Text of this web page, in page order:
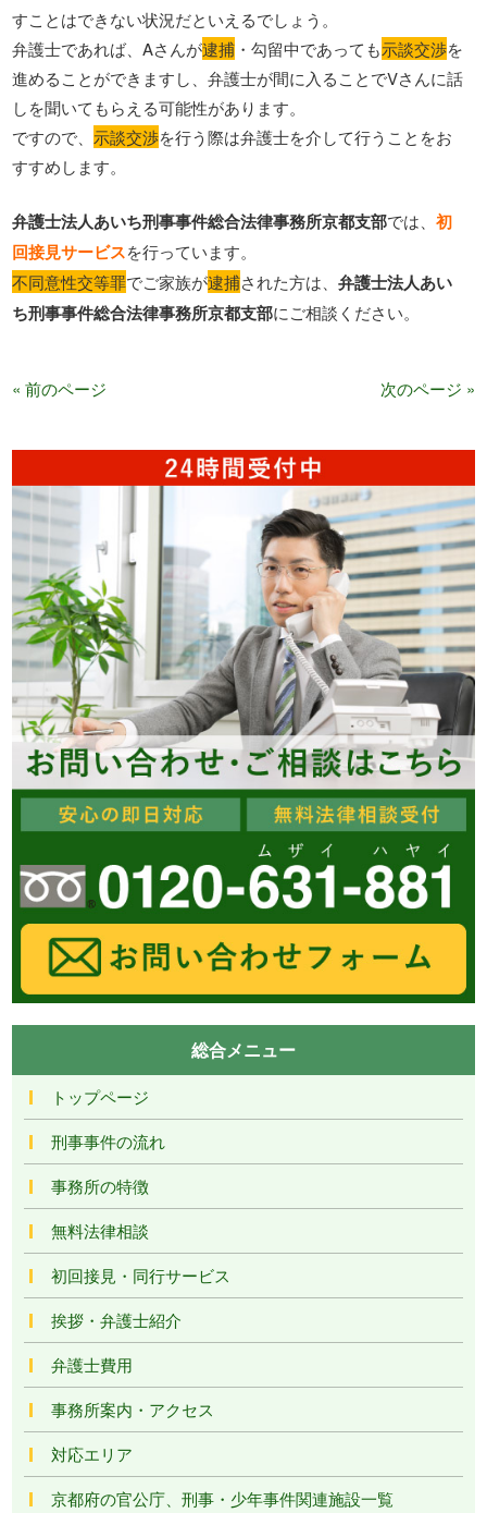
すことはできない状況だといえるでしょう。
弁護士であれば、Aさんが逮捕 ・勾留中であっても示談交渉を
進めることができますし、弁護士が間に入ることでVさんに話
しを聞いてもらえる可能性があります。
ですので、示談交渉を行う際は弁護士を介して行うことをお
すすめします。
弁護士法人あいち刑事事件総合法律事務所京都支部では、初
回接見サービスを行っています。
不同意性交等罪でご家族が逮捕された方は、弁護士法人あい
ち刑事事件総合法律事務所京都支部にご相談ください。
« 前のページ 次のページ »
総合メニュー
トップページ
刑事事件の流れ
事務所の特徴
無料法律相談
初回接見・同行サービス
挨拶・弁護士紹介
弁護士費用
事務所案内・アクセス
対応エリア
京都府の官公庁、刑事・少年事件関連施設一覧